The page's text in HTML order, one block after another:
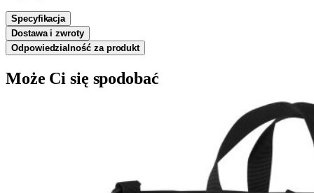
Specyfikacja
Dostawa i zwroty
Odpowiedzialność za produkt
Może Ci się spodobać